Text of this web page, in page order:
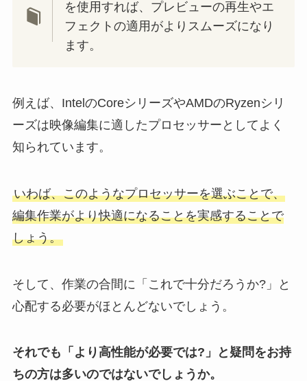
を使用すれば、プレビューの再生やエ
フェクトの適用がよりスムーズになり
ます。
例えば、IntelのCoreシリーズやAMDのRyzenシリ
ーズは映像編集に適したプロセッサーとしてよく
知られています。
いわば、このようなプロセッサーを選ぶことで、
編集作業がより快適になることを実感することで
しょう。
そして、作業の合間に「これで十分だろうか?」と
心配する必要がほとんどないでしょう。
それでも「より高性能が必要では?」と疑問をお持
ちの方は多いのではないでしょうか。